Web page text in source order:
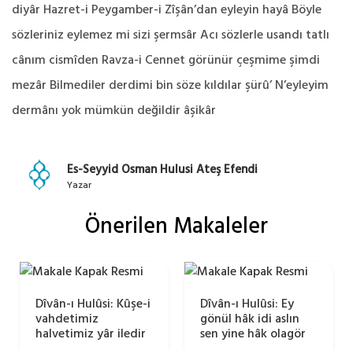
diyâr Hazret-i Peygamber-i Zîşân’dan eyleyin hayâ Böyle
sözleriniz eylemez mi sizi şermsâr Acı sözlerle usandı tatlı
cânım cismîden Ravza-i Cennet görünür çeşmime şimdi
mezâr Bilmediler derdimi bin söze kıldılar şürû’ N’eyleyim
dermânı yok mümkün değildir âşikâr
Es-Seyyid Osman Hulusi Ateş Efendi
Yazar
Önerilen Makaleler
Dîvân-ı Hulûsi: Kûşe-i
vahdetimiz
halvetimiz yâr iledir
Dîvân-ı Hulûsi: Ey
gönül hâk idi aslın
sen yine hâk olagör